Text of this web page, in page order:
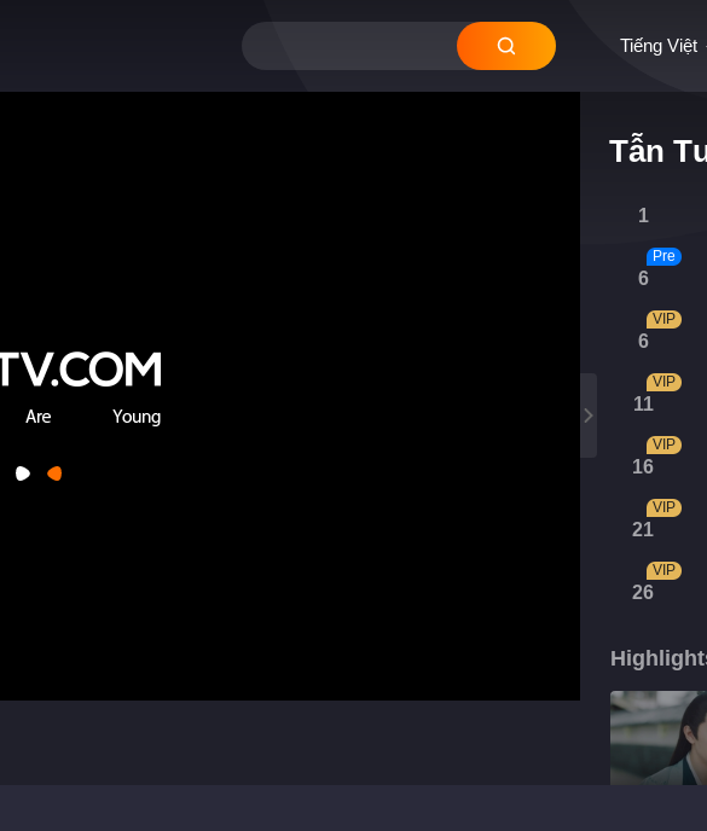
Tiếng Việt
Tẫn
1
6
Pre
6
VIP
11
VIP
16
VIP
21
VIP
26
VIP